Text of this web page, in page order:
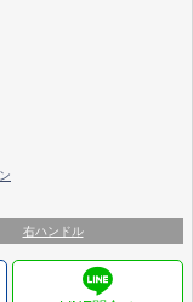
右ハンドル